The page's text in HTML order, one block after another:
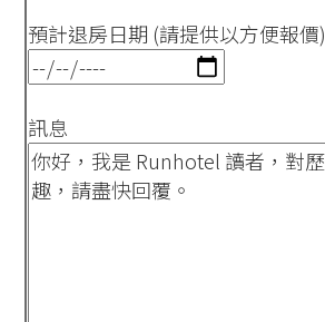
預計退房日期 (請提供以方便報價)
訊息